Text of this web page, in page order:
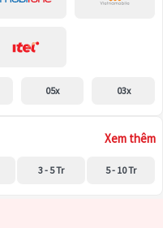
05x 03x
Xem thêm
3 - 5 Tr 5 - 10 Tr